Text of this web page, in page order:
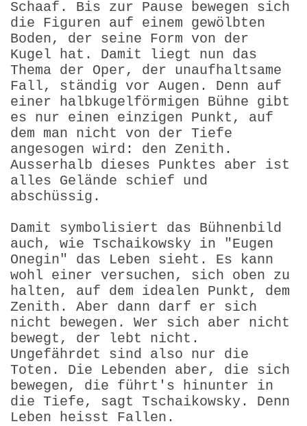
Schaaf. Bis zur Pause bewegen sich
die Figuren auf einem gewölbten
Boden, der seine Form von der
Kugel hat. Damit liegt nun das
Thema der Oper, der unaufhaltsame
Fall, ständig vor Augen. Denn auf
einer halbkugelförmigen Bühne gibt
es nur einen einzigen Punkt, auf
dem man nicht von der Tiefe
angesogen wird: den Zenith.
Ausserhalb dieses Punktes aber ist
alles Gelände schief und
abschüssig.
Damit symbolisiert das Bühnenbild
auch, wie Tschaikowsky in "Eugen
Onegin" das Leben sieht. Es kann
wohl einer versuchen, sich oben zu
halten, auf dem idealen Punkt, dem
Zenith. Aber dann darf er sich
nicht bewegen. Wer sich aber nicht
bewegt, der lebt nicht.
Ungefährdet sind also nur die
Toten. Die Lebenden aber, die sich
bewegen, die führt's hinunter in
die Tiefe, sagt Tschaikowsky. Denn
Leben heisst Fallen.